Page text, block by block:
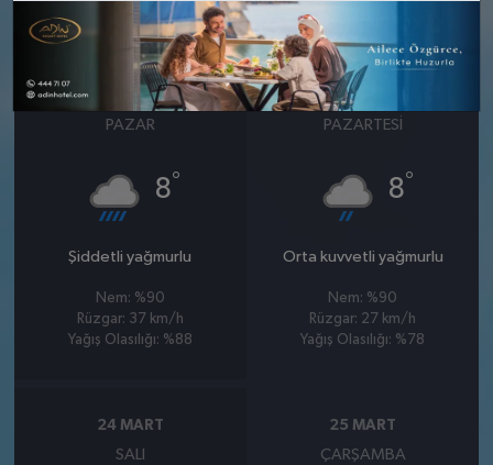
Yağış Olasılığı: %89
22 MART
PAZAR
8°
Şiddetli yağmurlu
Nem: %90
Rüzgar: 37 km/h
Yağış Olasılığı: %88
23 MART
PAZARTESI
8°
Orta kuvvetli yağmurlu
Nem: %90
Rüzgar: 27 km/h
Yağış Olasılığı: %78
24 MART
SALI
25 MART
ÇARŞAMBA